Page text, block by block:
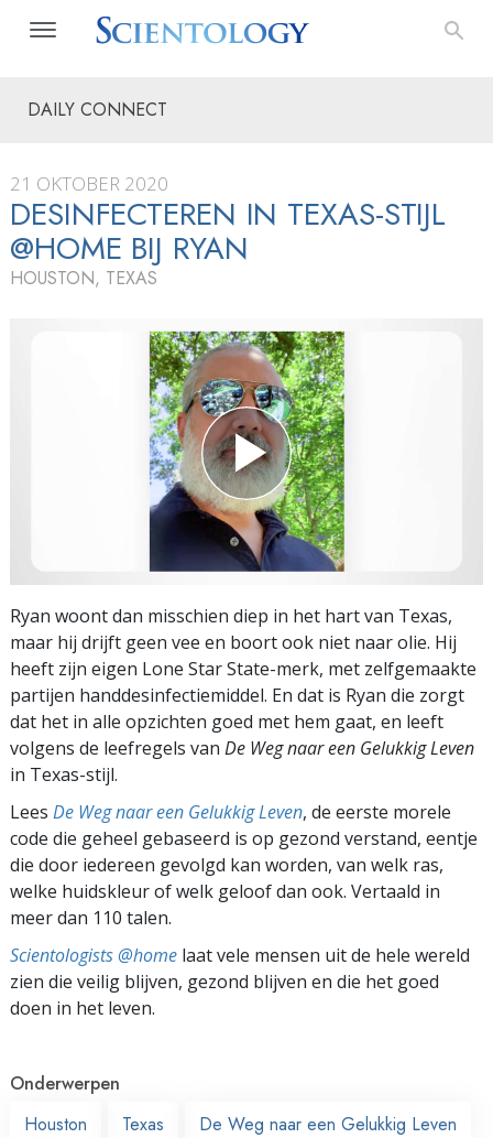
DAILY CONNECT
21 OKTOBER 2020
DESINFECTEREN IN TEXAS-STIJL
@HOME BIJ RYAN
HOUSTON, TEXAS
Ryan woont dan misschien diep in het hart van Texas,
maar hij drijft geen vee en boort ook niet naar olie. Hij
heeft zijn eigen Lone Star State-merk, met zelfgemaakte
partijen hand­desinfectiemiddel. En dat is Ryan die zorgt
dat het in alle opzichten goed met hem gaat, en leeft
volgens de leefregels van De Weg naar een Gelukkig Leven
in Texas-stijl.
Lees De Weg naar een Gelukkig Leven, de eerste morele
code die geheel gebaseerd is op gezond verstand, eentje
die door iedereen gevolgd kan worden, van welk ras,
welke huidskleur of welk geloof dan ook. Vertaald in
meer dan 110 talen.
Scientologists @home laat vele mensen uit de hele wereld
zien die veilig blijven, gezond blijven en die het goed
doen in het leven.
Onderwerpen
Houston
Texas De Weg naar een Gelukkig Leven